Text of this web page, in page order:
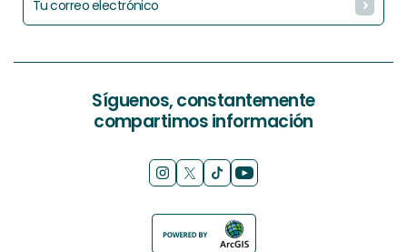
Síguenos, constantemente
compartimos información